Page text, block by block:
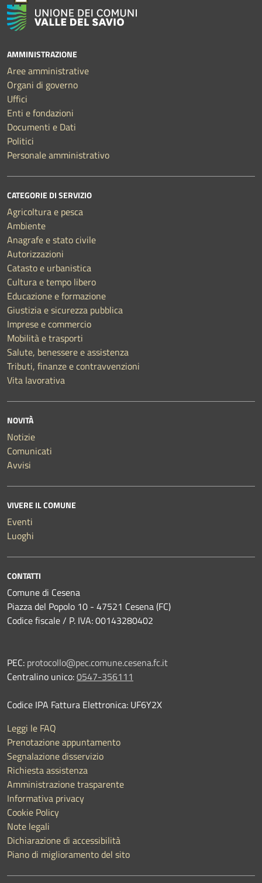
AMMINISTRAZIONE
Aree amministrative
Organi di governo
Uffici
Enti e fondazioni
Documenti e Dati
Politici
Personale amministrativo
CATEGORIE DI SERVIZIO
Agricoltura e pesca
Ambiente
Anagrafe e stato civile
Autorizzazioni
Catasto e urbanistica
Cultura e tempo libero
Educazione e formazione
Giustizia e sicurezza pubblica
Imprese e commercio
Mobilità e trasporti
Salute, benessere e assistenza
Tributi, finanze e contravvenzioni
Vita lavorativa
NOVITÀ
Notizie
Comunicati
Avvisi
VIVERE IL COMUNE
Eventi
Luoghi
CONTATTI
Comune di Cesena
Piazza del Popolo 10 - 47521 Cesena (FC)
Codice fiscale / P. IVA: 00143280402
PEC: protocollo@pec.comune.cesena.fc.it
Centralino unico:0547-356111
Codice IPA Fattura Elettronica: UF6Y2X
Leggi le FAQ
Prenotazione appuntamento
Segnalazione disservizio
Richiesta assistenza
Amministrazione trasparente
Informativa privacy
Cookie Policy
Note legali
Dichiarazione di accessibilità
Piano di miglioramento del sito